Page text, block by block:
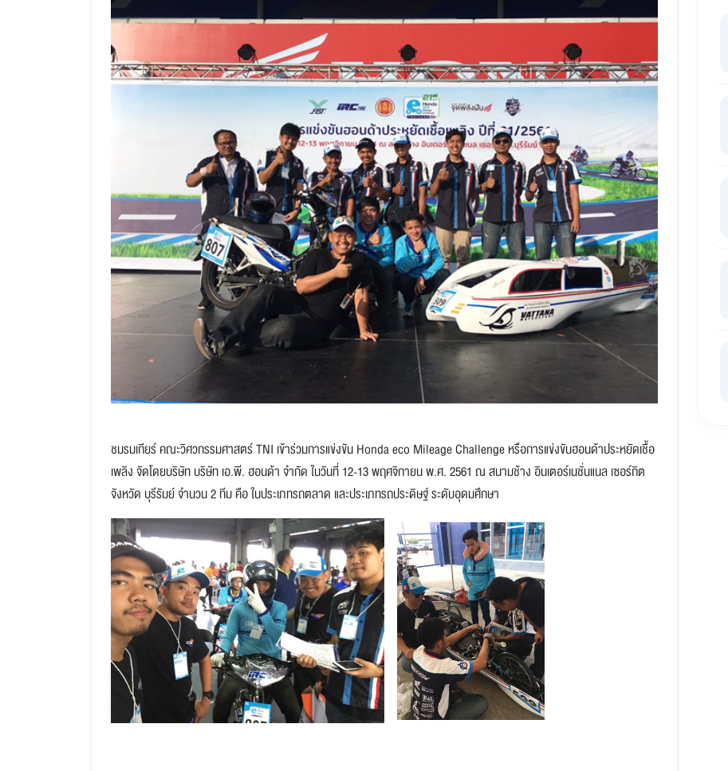
ชมรมเกียร์ คณะวิศวกรรมศาสตร์ TNI เข้าร่วมการแข่งขัน Honda eco Mileage Challenge หรือการแข่งขันฮอนด้าประหยัดเชื้อ
เพลิง จัดโดยบริษัท บริษัท เอ.พี. ฮอนด้า จำกัด ในวันที่ 12-13 พฤศจิกายน พ.ศ. 2561 ณ สนามช้าง อินเตอร์เนชั่นแนล เซอร์กิต
จังหวัด บุรีรัมย์ จำนวน 2 ทีม คือ ในประเภทรถตลาด และประเภทรถประดิษฐ์ ระดับอุดมศึกษา